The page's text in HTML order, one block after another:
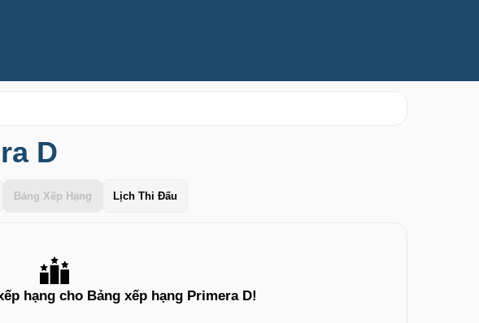
D
Bảng Xếp Hạng Lịch Thi Đấu
hạng cho Bảng xếp hạng Primera D!